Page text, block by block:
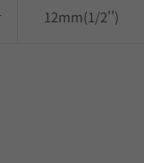
12mm(1/2'')